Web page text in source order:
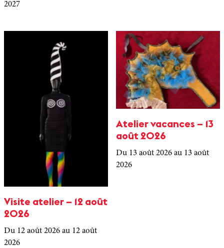
2027
Visite atelier – 12 août
2026
Du 12 août 2026 au 12 août
2026
Atelier vacances – 13
août 2026
Du 13 août 2026 au 13 août
2026